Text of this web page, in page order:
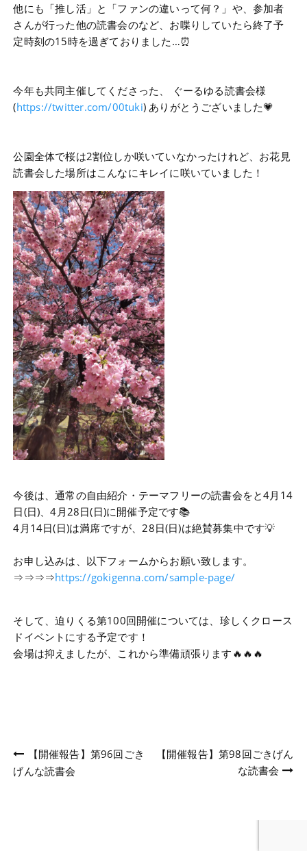
他にも「推し活」と「ファンの違いって何？」や、参加者
さんが行った他の読書会のなど、お喋りしていたら終了予
定時刻の15時を過ぎておりました…⏰
今年も共同主催してくださった、 ぐーるゆる読書会様
(https://twitter.com/00tuki) ありがとうございました💗
公園全体で桜は2割位しか咲いていなかったけれど、お花見
読書会した場所はこんなにキレイに咲いていました！
今後は、通常の自由紹介・テーマフリーの読書会をと4月14
日(日)、4月28日(日)に開催予定です📚
4月14日(日)は満席ですが、28日(日)は絶賛募集中です💡
お申し込みは、以下フォームからお願い致します。
⇒⇒⇒⇒https://gokigenna.com/sample-page/
そして、迫りくる第100回開催については、珍しくクロース
ドイベントにする予定です！
会場は抑えましたが、これから準備頑張ります🔥🔥🔥
投
稿
【開催報告】第96回ごき
げんな読書会
【開催報告】第98回ごきげん
な読書会